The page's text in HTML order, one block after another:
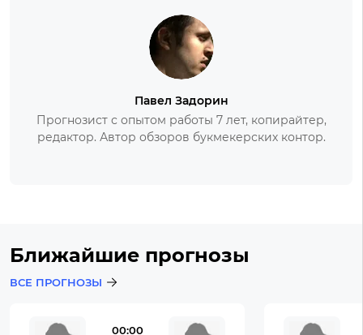
Павел Задорин
Прогнозист с опытом работы 7 лет, копирайтер,
редактор. Автор обзоров букмекерских контор.
Ближайшие прогнозы
ВСЕ ПРОГНОЗЫ
00:00